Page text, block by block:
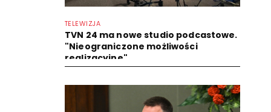
TELEWIZJA
TVN 24 ma nowe studio podcastowe.
"Nieograniczone możliwości
realizacyjne"